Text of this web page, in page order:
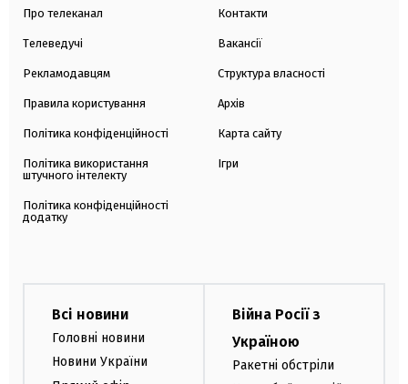
Про телеканал
Телеведучі
Рекламодавцям
Правила користування
Політика конфіденційності
Політика використання
штучного інтелекту
Політика конфіденційності
додатку
Контакти
Вакансії
Структура власності
Архів
Карта сайту
Ігри
Всі новини
Головні новини
Новини України
Війна Росії з
Україною
Ракетні обстріли